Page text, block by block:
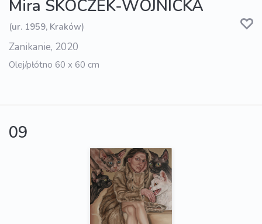
Mira SKOCZEK-WOJNICKA
(ur. 1959, Kraków)
Zanikanie, 2020
Olej/płótno 60 x 60 cm
09